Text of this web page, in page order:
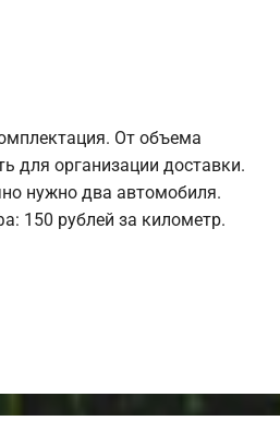
От объема
для организации доставки.
нужно два автомобиля.
150 рублей за километр.